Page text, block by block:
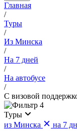
Главная
/
Туры
/
Из Минска
/
На 7 дней
/
На автобусе
/
С визовой
4
Туры
из Минска
на 7